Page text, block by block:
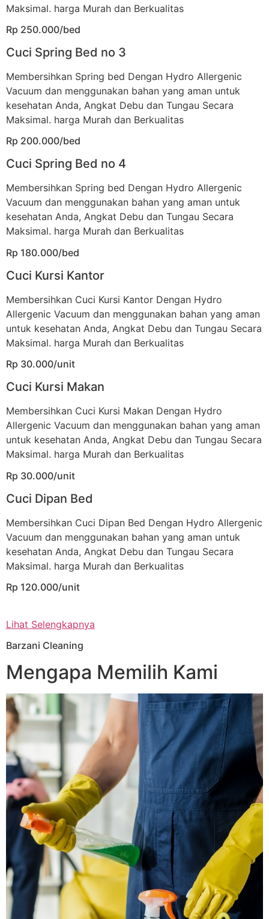
Maksimal. harga Murah dan Berkualitas
Rp 250.000/bed
Cuci Spring Bed no 3
Membersihkan Spring bed Dengan Hydro Allergenic
Vacuum dan menggunakan bahan yang aman untuk
kesehatan Anda, Angkat Debu dan Tungau Secara
Maksimal. harga Murah dan Berkualitas
Rp 200.000/bed
Cuci Spring Bed no 4
Membersihkan Spring bed Dengan Hydro Allergenic
Vacuum dan menggunakan bahan yang aman untuk
kesehatan Anda, Angkat Debu dan Tungau Secara
Maksimal. harga Murah dan Berkualitas
Rp 180.000/bed
Cuci Kursi Kantor
Membersihkan Cuci Kursi Kantor Dengan Hydro
Allergenic Vacuum dan menggunakan bahan yang aman
untuk kesehatan Anda, Angkat Debu dan Tungau Secara
Maksimal. harga Murah dan Berkualitas
Rp 30.000/unit
Cuci Kursi Makan
Membersihkan Cuci Kursi Makan Dengan Hydro
Allergenic Vacuum dan menggunakan bahan yang aman
untuk kesehatan Anda, Angkat Debu dan Tungau Secara
Maksimal. harga Murah dan Berkualitas
Rp 30.000/unit
Cuci Dipan Bed
Membersihkan Cuci Dipan Bed Dengan Hydro Allergenic
Vacuum dan menggunakan bahan yang aman untuk
kesehatan Anda, Angkat Debu dan Tungau Secara
Maksimal. harga Murah dan Berkualitas
Rp 120.000/unit
Lihat Selengkapnya
Barzani Cleaning
Mengapa Memilih Kami